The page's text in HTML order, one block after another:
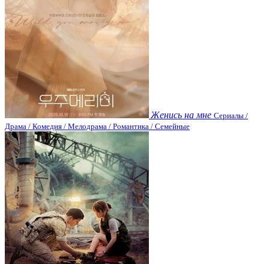
Женись на мне Сериалы /
Драма / Комедия / Мелодрама / Романтика / Семейные